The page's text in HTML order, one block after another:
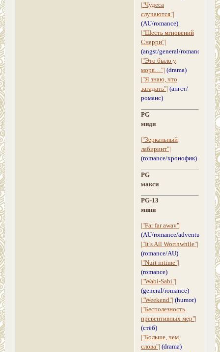
|"Чудеса
случаются"|
(AU/romance)
|"Шесть мгновений
Снарри"|
(angst/general/romance)
|"Это было у
моря…"| (drama)
|"Я знаю, что
загадать"| (ангст/
романс)
PG
миди
|"Зеркальный
лабиринт"|
(romance/хронофик)
PG
макси
PG-13
мини
|"Far far away"|
(AU/romance/adventure)
|"It’s All Worthwhile"|
(romance/AU)
|"Nuit intime"|
(romance)
|"Wabi-Sabi"|
(general/romance)
|"Weekend"| (humor)
|"Бесполезность
превентивных мер"|
(стёб)
|"Больше, чем
слова"| (drama)